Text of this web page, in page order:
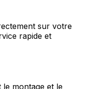
sur votre
rapide et
le montage et le